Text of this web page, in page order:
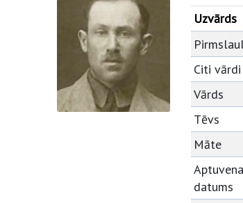
Uzvārds
Citi vārdi
Vārds
Tēvs
Māte
datums